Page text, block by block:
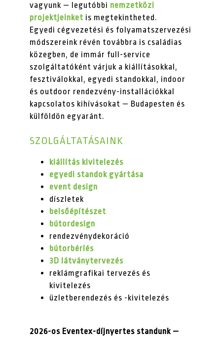
vagyunk — legutóbbi nemzetközi
projektjeinket is megtekintheted.
Egyedi cégvezetési és folyamatszervezési
módszereink révén továbbra is családias
közegben, de immár full-service
szolgáltatóként várjuk a kiállításokkal,
fesztiválokkal, egyedi standokkal, indoor
és outdoor rendezvény-installációkkal
kapcsolatos kihívásokat — Budapesten és
külföldön egyaránt.
SZOLGÁLTATÁSAINK
kiállítás kivitelezés
egyedi standok gyártása
event design
díszletek
belsőépítészet
bútordesign
rendezvénydekoráció
bútorbérlés
3D látványtervezés
reklámgrafikai tervezés és
kivitelezés
üzletberendezés és -kivitelezés
2026-os Eventex-díjnyertes standunk —